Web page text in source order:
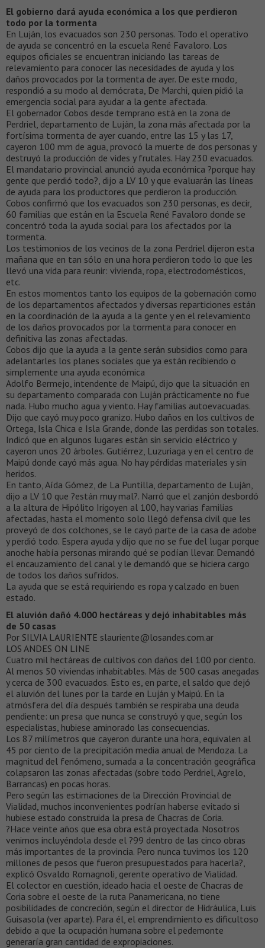
El gobierno dará ayuda económica a los que perdieron
todo por la tormenta
En Luján, los evacuados son 230 personas. Todo el operativo
de ayuda se concentró en la escuela René Favaloro. Los
equipos oficiales se encuentran iniciando las tareas de
relevamiento para conocer las necesidades de ayuda y los
daños provocados por la tormenta de ayer. De este modo,
respondió a su modo al demócrata, De Marchi, quien pidió la
emergencia social para ayudar a la gente afectada.
El gobernador Cobos desde temprano está en la zona de
Perdriel, departamento de Luján, la zona más afectada por la
fortísima tormenta de ayer cuando, entre las 15 y las 17,
cayeron 100 mm de agua, provocó la muerte de dos personas y
destruyó la producción de vides y frutales. Hay 230 evacuados.
El mandatario provincial anunció ayuda económica ?porque hay
gente que perdió todo?, dijo a LV 10 y que evaluarán las líneas
de ayuda para los productores que perdieron la producción.
Cobos confirmó que los evacuados son 230 personas, es decir,
60 familias que están en la Escuela René Favaloro donde se
concentró toda la ayuda social para los afectados por la
tormenta.
Los testimonios de los vecinos de la zona Perdriel dijeron esta
mañana que en tan sólo en una hora perdieron todo lo que les
llevó una vida para reunir: vivienda, ropa, electrodomésticos,
etc.
En estos momentos tanto los equipos de la gobernación como
de los departamentos afectados y diversas reparticiones están
en la coordinación de la ayuda a la gente y en el relevamiento
de los daños provocados por la tormenta para conocer en
definitiva las zonas afectadas.
Cobos dijo que la ayuda a la gente serán subsidios como para
adelantarles los planes sociales que ya están recibiendo o
simplemente una ayuda económica
Adolfo Bermejo, intendente de Maipú, dijo que la situación en
su departamento comparada con Luján prácticamente no fue
nada. Hubo mucho agua y viento. Hay familias autoevacuadas.
Dijo que cayó muy poco granizo. Hubo daños en los cultivos de
Ortega, Isla Chica e Isla Grande, donde las perdidas son totales.
Indicó que en algunos lugares están sin servicio eléctrico y
cayeron unos 20 árboles. Gutiérrez, Luzuriaga y en el centro de
Maipú donde cayó más agua. No hay pérdidas materiales y sin
heridos.
En tanto, Aída Gómez, de La Puntilla, departamento de Luján,
dijo a LV 10 que ?están muy mal?. Narró que el zanjón desbordó
a la altura de Hipólito Irigoyen al 100, hay varias familias
afectadas, hasta el momento solo llegó defensa civil que les
proveyó de dos colchones, se le cayó parte de la casa de adobe
y perdió todo. Espera ayuda y dijo que no se fue del lugar porque
anoche había personas mirando qué se podían llevar. Demandó
el encauzamiento del canal y le demandó que se hiciera cargo
de todos los daños sufridos.
La ayuda que se está requiriendo es ropa y calzado en buen
estado.
El aluvión dañó 4.000 hectáreas y dejó inhabitables más
de 50 casas
Por SILVIA LAURIENTE slauriente@losandes.com.ar
LOS ANDES ON LINE
Cuatro mil hectáreas de cultivos con daños del 100 por ciento.
Al menos 50 viviendas inhabitables. Más de 500 casas anegadas
y cerca de 300 evacuados. Esto es, en parte, el saldo que dejó
el aluvión del lunes por la tarde en Luján y Maipú. En la
atmósfera del día después también se respiraba una deuda
pendiente: un presa que nunca se construyó y que, según los
especialistas, hubiese aminorado las consecuencias.
Los 87 milímetros que cayeron durante una hora, equivalen al
45 por ciento de la precipitación media anual de Mendoza. La
magnitud del fenómeno, sumada a la concentración geográfica
colapsaron las zonas afectadas (sobre todo Perdriel, Agrelo,
Barrancas) en pocas horas.
Pero según las estimaciones de la Dirección Provincial de
Vialidad, muchos inconvenientes podrían haberse evitado si
hubiese estado construida la presa de Chacras de Coria.
?Hace veinte años que esa obra está proyectada. Nosotros
venimos incluyéndola desde el ?99 dentro de las cinco obras
más importantes de la provincia. Pero nunca tuvimos los 120
millones de pesos que fueron presupuestados para hacerla?,
explicó Osvaldo Romagnoli, gerente operativo de Vialidad.
El colector en cuestión, ideado hacia el oeste de Chacras de
Coria sobre el oeste de la ruta Panamericana, no tiene
posibilidades de concreción, según el director de Hidráulica, Luis
Guisasola (ver aparte). Para él, el emprendimiento es dificultoso
debido a que la ocupación humana sobre el pedemonte
generaría gran cantidad de expropiaciones.